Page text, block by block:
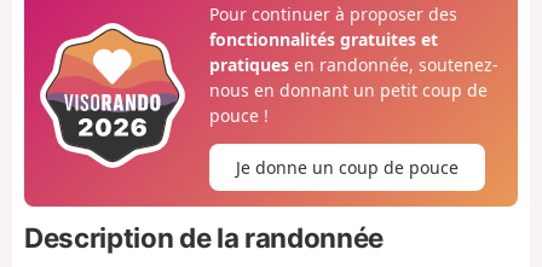
Pour continuer à proposer des
fonctionnalités gratuites et
pratiquesen randonnée, soutenez-
nous en donnant un petit coup de
pouce !
Je donne un coup de pouce
Description de la randonnée